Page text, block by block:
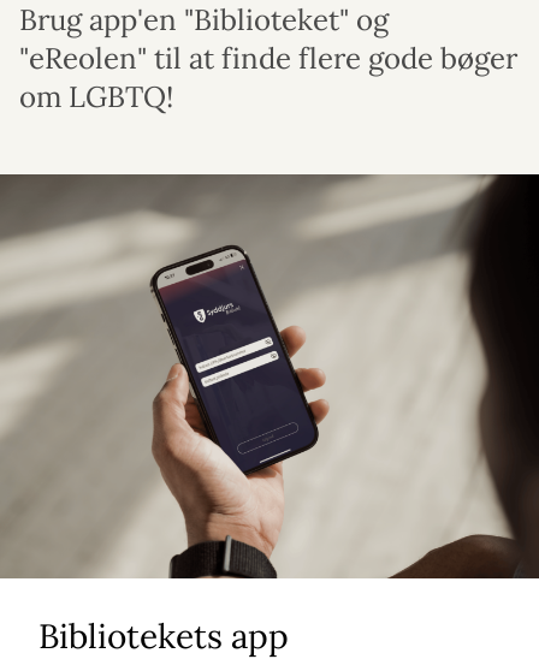
Brug app'en "Biblioteket" og
"eReolen" til at finde flere gode bøger
om LGBTQ!
Bibliotekets app